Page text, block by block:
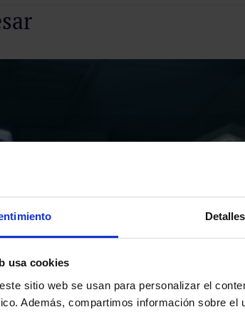
Detalles
usa cookies
sitio web se usan para personalizar el
Además, compartimos información sobre